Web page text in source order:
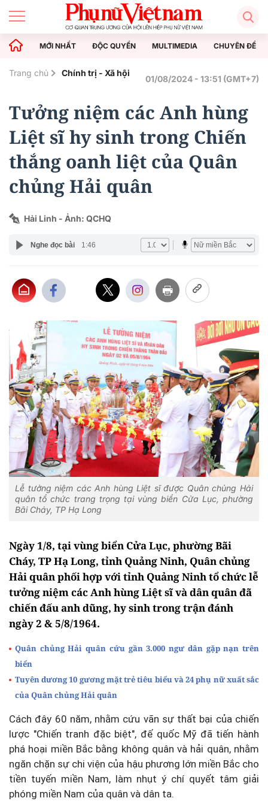
MỚI NHẤT ĐỘC QUYỀN MULTIMEDIA CHUYÊN ĐỀ
Trang chủ Chính trị - Xã hội
01/08/2024 - 13:51 (GMT+7)
Tưởng niệm các Anh hùng
Liệt sĩ hy sinh trong Chiến
thắng oanh liệt của Quân
chủng Hải quân
Hải Linh - Ảnh: QCHQ
Nghe đọc bài 1:46
Lễ tưởng niệm các Anh hùng Liệt sĩ được Quân chủng Hải
quân tổ chức trang trọng tại vùng biển Cửa Lục, phường
Bãi Cháy, TP Hạ Long
Ngày 1/8, tại vùng biển Cửa Lục, phường Bãi
Cháy, TP Hạ Long, tỉnh Quảng Ninh, Quân chủng
Hải quân phối hợp với tỉnh Quảng Ninh tổ chức lễ
tưởng niệm các Anh hùng Liệt sĩ và dân quân đã
chiến đấu anh dũng, hy sinh trong trận đánh
ngày 2 & 5/8/1964.
Quân chủng Hải quân cứu gần 3.000 ngư dân gặp nạn trên
biển
Tuyên dương 10 gương mặt trẻ tiêu biểu và 24 phụ nữ xuất sắc
của Quân chủng Hải quân
Cách đây 60 năm, nhằm cứu vãn sự thất bại của chiến
lược "Chiến tranh đặc biệt", đế quốc Mỹ đã tiến hành
phá hoại miền Bắc bằng không quân và hải quân, nhằm
ngăn chặn sự chi viện của hậu phương lớn miền Bắc cho
tiền tuyến miền Nam, làm nhụt ý chí quyết tâm giải
phóng miền Nam của quân và dân ta.